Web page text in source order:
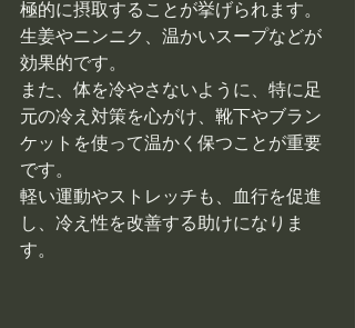
極的に摂取することが挙げられます。
生姜やニンニク、温かいスープなどが
効果的です。
また、体を冷やさないように、特に足
元の冷え対策を心がけ、靴下やブラン
ケットを使って温かく保つことが重要
です。
軽い運動やストレッチも、血行を促進
し、冷え性を改善する助けになりま
す。